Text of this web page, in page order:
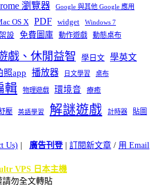
瀏覽器 Google 與其他 Google 應用
OS X PDF widget Windows 7
設 免費圖庫 動作遊戲 動態桌布
戲、休閒益智 學日文 學英文
照app 播放器 日文學習 桌布
輯 物理遊戲 環境音 療癒
壓 英語學習 解謎遊戲 計時器
貼圖
Us) 廣告刊登| 訂閱新文章 / 用 Email
VPS 日本主機
勿全文轉貼